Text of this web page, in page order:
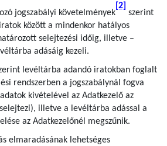
jogszabályi követelmények
[2]
szerint
között a mindenkor hatályos
selejtezési időig, illetve –
adásáig kezeli.
levéltárba adandó iratokban foglalt
rendszerben a jogszabálynál fogva
kivételével az Adatkezelő az
illetve a levéltárba adással a
az Adatkezelőnél megszűnik.
elmaradásának lehetséges